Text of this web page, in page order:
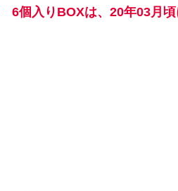
個入りBOXは、20年03月頃